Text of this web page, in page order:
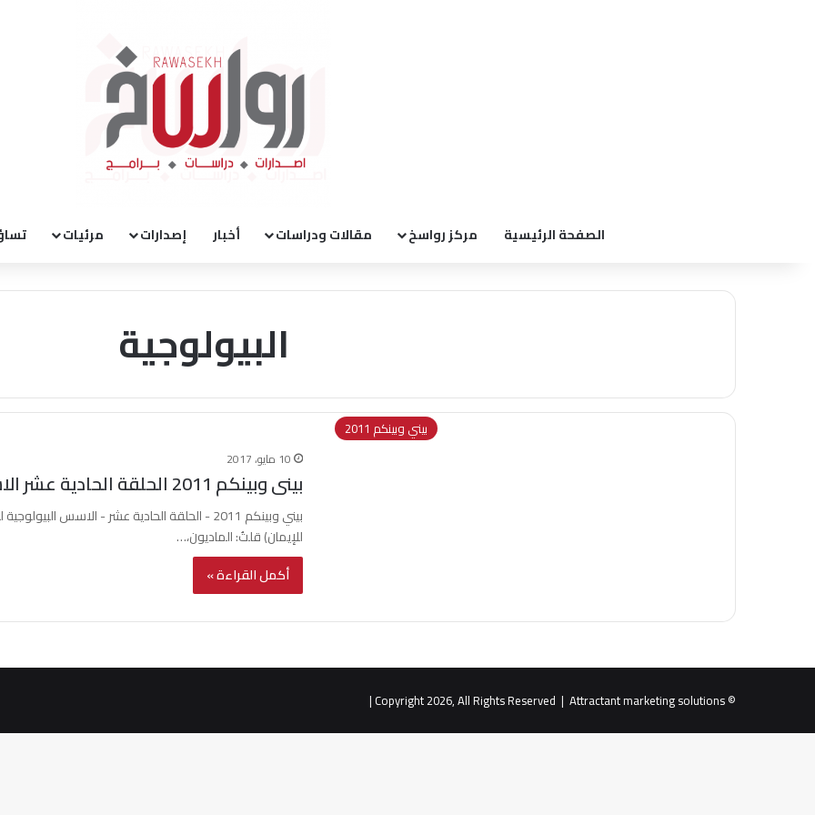
الصفحة الرئيسية مركز رواسخ مقالات ودراسات أخبار إصدارات مرئيات
البيولوجية
بيني وبينكم 2011
10 مايو، 2017
بينى وبينكم 2011 الحلقة الحادية عشر الاسس البيولوجية للايمان
للإيمان) قلتُ: الماديون،…
أكمل القراءة »
© Copyright 2026, All Rights Reserved |
Attractant marketing solutions
|